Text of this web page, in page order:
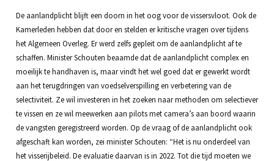
De aanlandplicht blijft een doorn in het oog voor de vissersvloot. Ook de
Kamerleden hebben dat door en stelden er kritische vragen over tijdens
het Algemeen Overleg. Er werd zelfs gepleit om de aanlandplicht af te
schaffen. Minister Schouten beaamde dat de aanlandplicht complex en
moeilijk te handhaven is, maar vindt het wel goed dat er gewerkt wordt
aan het terugdringen van voedselverspilling en verbetering van de
selectiviteit. Ze wil investeren in het zoeken naar methoden om selectiever
te vissen en ze wil meewerken aan pilots met camera’s aan boord waarin
de vangsten geregistreerd worden. Op de vraag of de aanlandplicht ook
afgeschaft kan worden, zei minister Schouten: “Het is nu onderdeel van
het visserijbeleid. De evaluatie daarvan is in 2022. Tot die tijd moeten we